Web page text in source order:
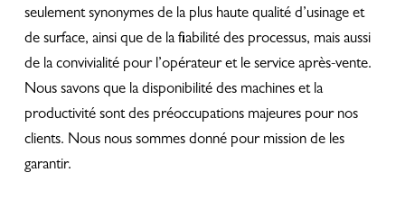
seulement synonymes de la plus haute qualité d’usinage et
de surface, ainsi que de la fiabilité des processus, mais aussi
de la convivialité pour l’opérateur et le service après-vente.
Nous savons que la disponibilité des machines et la
productivité sont des préoccupations majeures pour nos
clients. Nous nous sommes donné pour mission de les
garantir.